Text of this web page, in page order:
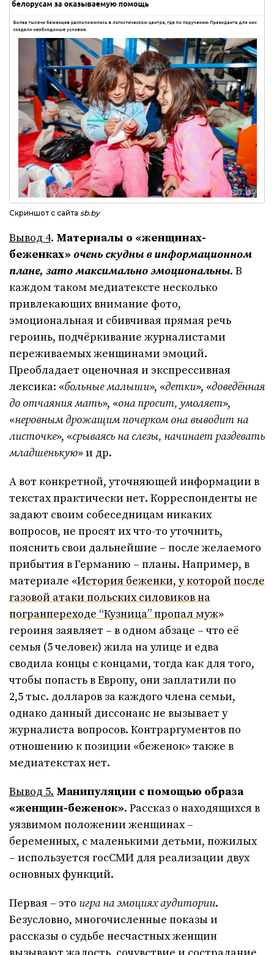
Cкриншот с сайта sb.by
Вывод 4. Материалы о «женщинах-
беженках» очень скудны в информационном
плане, зато максимально эмоциональны. В
каждом таком медиатексте несколько
привлекающих внимание фото,
эмоциональная и сбивчивая прямая речь
героинь, подчёркивание журналистами
переживаемых женщинами эмоций.
Преобладает оценочная и экспрессивная
лексика: «больные малыши», «детки», «доведённая
до отчаяния мать», «она просит, умоляет»,
«неровным дрожащим почерком она выводит на
листочке», «срываясь на слезы, начинает раздевать
младшенькую» и др.
А вот конкретной, уточняющей информации в
текстах практически нет. Корреспонденты не
задают своим собеседницам никаких
вопросов, не просят их что-то уточнить,
пояснить свои дальнейшие – после желаемого
прибытия в Германию – планы. Например, в
материале «История беженки, у которой после
газовой атаки польских силовиков на
погранпереходе “Кузница” пропал муж»
героиня заявляет – в одном абзаце – что её
семья (5 человек) жила на улице и едва
сводила концы с концами, тогда как для того,
чтобы попасть в Европу, они заплатили по
2,5 тыс. долларов за каждого члена семьи,
однако данный диссонанс не вызывает у
журналиста вопросов. Контраргументов по
отношению к позиции «беженок» также в
медиатекстах нет.
Вывод 5. Манипуляции с помощью образа
«женщин-беженок». Рассказ о находящихся в
уязвимом положении женщинах –
беременных, с маленькими детьми, пожилых
– используется госСМИ для реализации двух
основных функций.
Первая – это игра на эмоциях аудитории.
Безусловно, многочисленные показы и
рассказы о судьбе несчастных женщин